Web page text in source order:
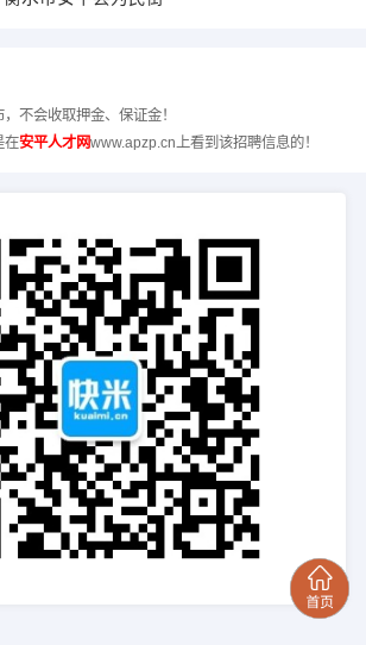
不会收取押金、保证金！
在安平人才网www.apzp.cn上看到该招聘信息的！